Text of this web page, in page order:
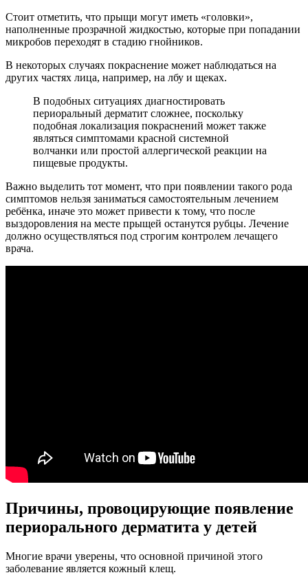
Стоит отметить, что прыщи могут иметь «головки»,
наполненные прозрачной жидкостью, которые при попадании
микробов переходят в стадию гнойников.
В некоторых случаях покраснение может наблюдаться на
других частях лица, например, на лбу и щеках.
В подобных ситуациях диагностировать
периоральный дерматит сложнее, поскольку
подобная локализация покраснений может также
являться симптомами красной системной
волчанки или простой аллергической реакции на
пищевые продукты.
Важно выделить тот момент, что при появлении такого рода
симптомов нельзя заниматься самостоятельным лечением
ребёнка, иначе это может привести к тому, что после
выздоровления на месте прыщей останутся рубцы. Лечение
должно осуществляться под строгим контролем лечащего
врача.
Причины, провоцирующие появление
периорального дерматита у детей
Многие врачи уверены, что основной причиной этого
заболевание является кожный клещ.